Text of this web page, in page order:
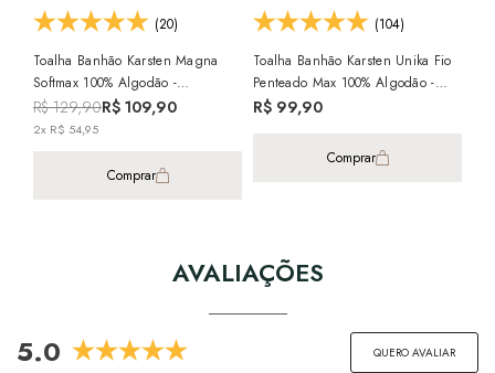
(20)
Toalha Banhão Karsten Magna
Softmax 100% Algodão -
Gramatura: 550 G/m²
R$ 129,90R$ 109,90
2x R$ 54,95
Comprar
(104)
Toalha Banhão Karsten Unika Fio
Penteado Max 100% Algodão -
Gramatura: 500 G/m²
R$ 99,90
Comprar
AVALIAÇÕES
5.0 QUERO AVALIAR